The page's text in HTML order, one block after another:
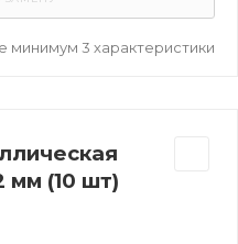
минимум 3 характеристики
мм (10 шт)